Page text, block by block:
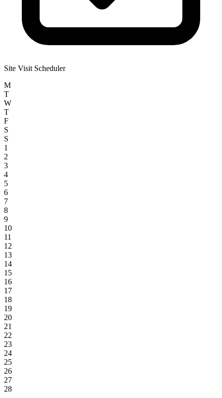
Site Visit Scheduler
M
T
W
T
F
S
S
1
2
3
4
5
6
7
8
9
10
11
12
13
14
15
16
17
18
19
20
21
22
23
24
25
26
27
28